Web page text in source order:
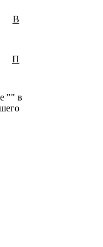
В
П
"" в